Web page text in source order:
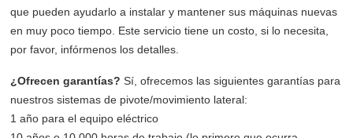
que pueden ayudarlo a instalar y mantener sus máquinas nuevas
en muy poco tiempo. Este servicio tiene un costo, si lo necesita,
por favor, infórmenos los detalles.
¿Ofrecen garantías?Sí, ofrecemos las siguientes garantías para
nuestros sistemas de pivote/movimiento lateral:
1 año para el equipo eléctrico